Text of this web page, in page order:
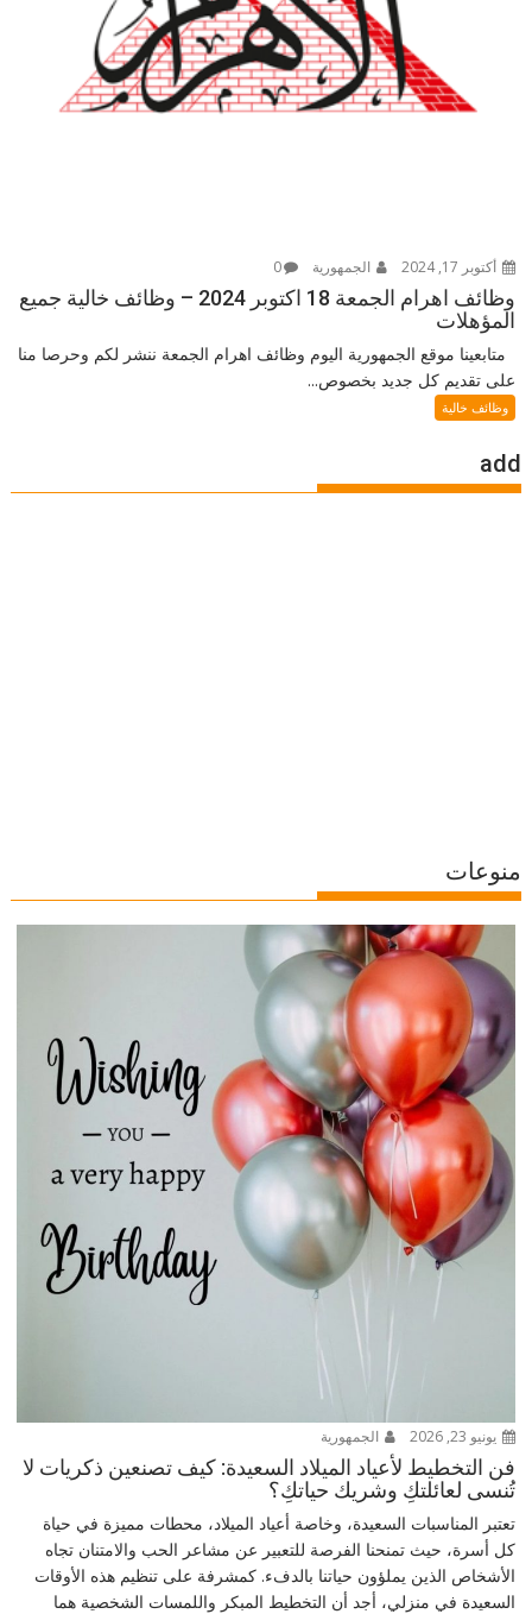
أكتوبر 17, 2024 الجمهورية 0
وظائف اهرام الجمعة 18 اكتوبر 2024 – وظائف خالية جميع
المؤهلات
متابعينا موقع الجمهورية اليوم وظائف اهرام الجمعة ننشر لكم وحرصا منا
على تقديم كل جديد بخصوص...
وظائف خالية
add
منوعات
يونيو 23, 2026 الجمهورية
فن التخطيط لأعياد الميلاد السعيدة: كيف تصنعين ذكريات لا
تُنسى لعائلتكِ وشريك حياتكِ؟
تعتبر المناسبات السعيدة، وخاصة أعياد الميلاد، محطات مميزة في حياة
كل أسرة، حيث تمنحنا الفرصة للتعبير عن مشاعر الحب والامتنان تجاه
الأشخاص الذين يملؤون حياتنا بالدفء. كمشرفة على تنظيم هذه الأوقات
السعيدة في منزلي، أجد أن التخطيط المبكر واللمسات الشخصية هما